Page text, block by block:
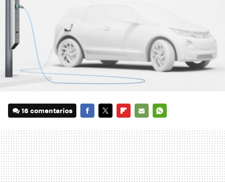
16 comentarios
MAIL